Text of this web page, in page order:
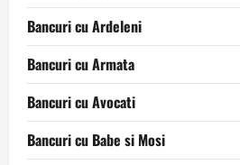
Bancuri cu Ardeleni
Bancuri cu Armata
Bancuri cu Avocati
Bancuri cu Babe si Mosi